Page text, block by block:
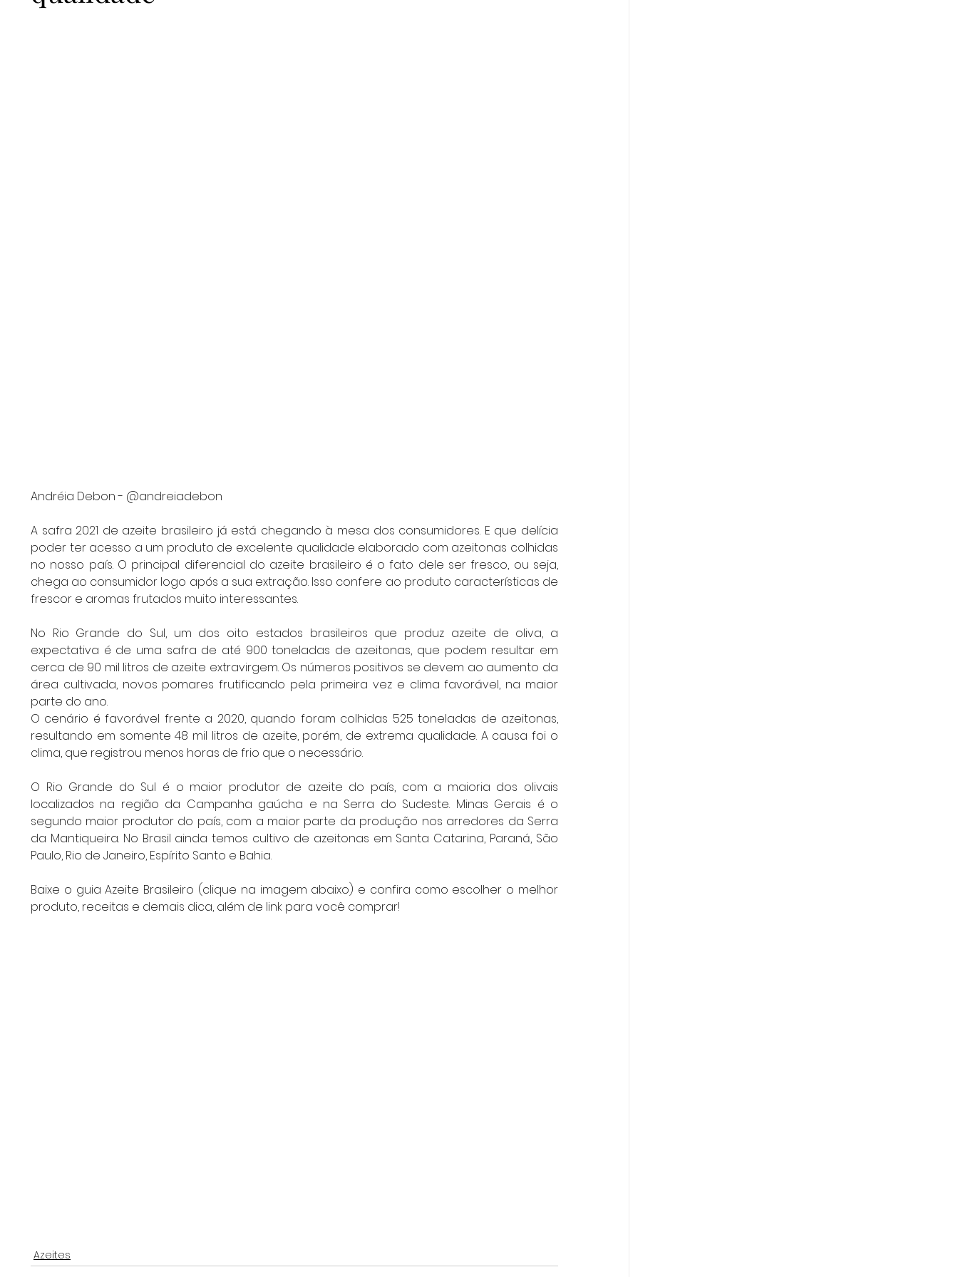
Andréia Debon - @andreiadebon
A safra 2021 de azeite brasileiro já está chegando à mesa dos consumidores. E que delícia
poder ter acesso a um produto de excelente qualidade elaborado com azeitonas colhidas
no nosso país. O principal diferencial do azeite brasileiro é o fato dele ser fresco, ou seja,
chega ao consumidor logo após a sua extração. Isso confere ao produto características de
frescor e aromas frutados muito interessantes.
No Rio Grande do Sul, um dos oito estados brasileiros que produz azeite de oliva, a
expectativa é de uma safra de até 900 toneladas de azeitonas, que podem resultar em
cerca de 90 mil litros de azeite extravirgem. Os números positivos se devem ao aumento da
área cultivada, novos pomares frutificando pela primeira vez e clima favorável, na maior
parte do ano.
O cenário é favorável frente a 2020, quando foram colhidas 525 toneladas de azeitonas,
resultando em somente 48 mil litros de azeite, porém, de extrema qualidade. A causa foi o
clima, que registrou menos horas de frio que o necessário.
O Rio Grande do Sul é o maior produtor de azeite do país, com a maioria dos olivais
localizados na região da Campanha gaúcha e na Serra do Sudeste. Minas Gerais é o
segundo maior produtor do país, com a maior parte da produção nos arredores da Serra
da Mantiqueira. No Brasil ainda temos cultivo de azeitonas em Santa Catarina, Paraná, São
Paulo, Rio de Janeiro, Espírito Santo e Bahia.
Baixe o guia Azeite Brasileiro (clique na imagem abaixo) e confira como escolher o melhor
produto, receitas e demais dica, além de link para você comprar!
Azeites